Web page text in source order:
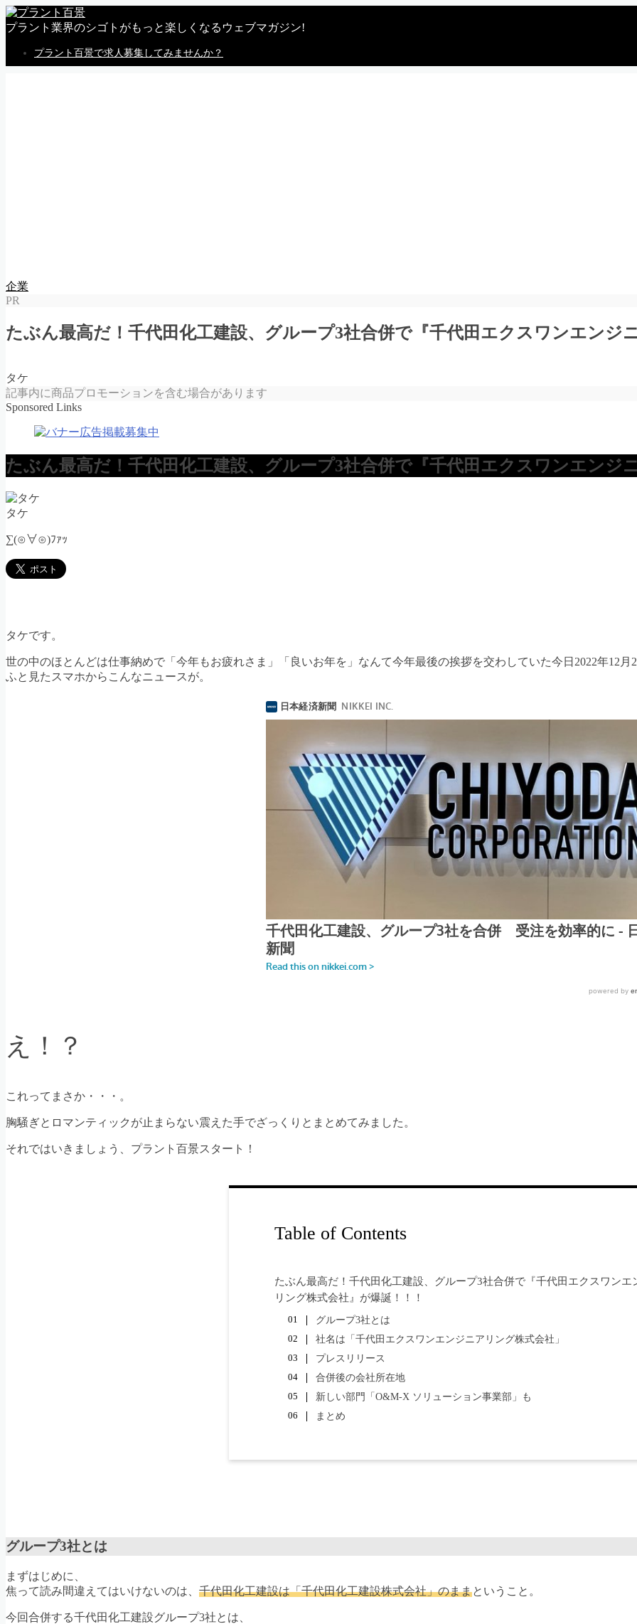
プラント業界のシゴトがもっと楽しくなるウェブマガジン!
プラント百景で求人募集してみませんか？
Follow Me
企業
PR
たぶん最高だ！千代田化工建設、グループ3社合併で『千代田エクスワンエンジ
タケ
記事内に商品プロモーションを含む場合があります
Sponsored Links
たぶん最高だ！千代田化工建設、グループ3社合併で『千代田エクスワンエンジ
タケ
∑(⊙∀⊙)ﾌｧｯ
タケです。
世の中のほとんどは仕事納めで「今年もお疲れさま」「良いお年を」なんて今年最後の挨拶を交わしていた今日2022年12
ふと見たスマホからこんなニュースが。
え！？
これってまさか・・・。
胸騒ぎとロマンティックが止まらない震えた手でざっくりとまとめてみました。
それではいきましょう、プラント百景スタート！
Table of Contents
たぶん最高だ！千代田化工建設、グループ3社合併で『千代田エクスワンエ
リング株式会社』が爆誕！！！
グループ3社とは
社名は「千代田エクスワンエンジニアリング株式会社」
プレスリリース
合併後の会社所在地
新しい部門「O&M-X ソリューション事業部」も
まとめ
グループ3社とは
まずはじめに、
焦って読み間違えてはいけないのは、 千代田化工建設は「千代田化工建設株式会社」のままということ。
今回合併する千代田化工建設グループ3社とは、